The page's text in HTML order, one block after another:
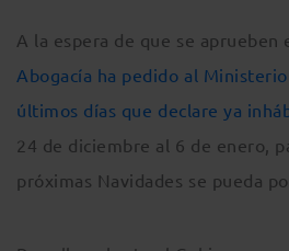
A la espera de que se aprueben
Abogacía ha pedido al
últimos días que declare ya
24 de diciembre al 6 de enero,
próximas Navidades se pueda